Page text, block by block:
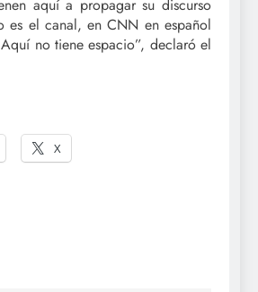
aquí a propagar su discurso
es el canal, en CNN en español
no tiene espacio”, declaró el
X